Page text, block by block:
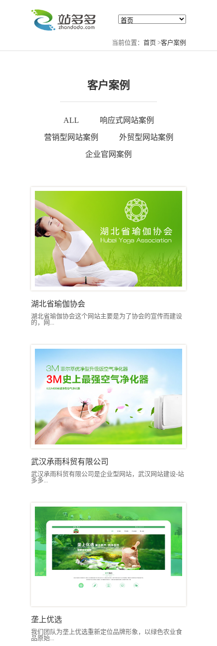
当前位置： 首页 >客户案例
客户案例
ALL 响应式网站案例
营销型网站案例 外贸型网站案例
企业官网案例
湖北省瑜伽协会
湖北省瑜伽协会这个网站主要是为了协会的宣传而建设
的，网...
武汉承雨科贸有限公司
武汉承雨科贸有限公司是企业型网站，武汉网站建设-站
多多...
垄上优选
我们团队为垄上优选重新定位品牌形象，以绿色农业食
品原始...